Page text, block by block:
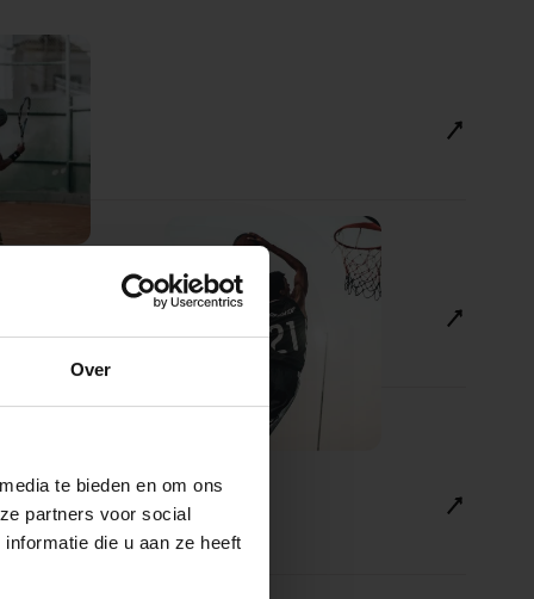
Over
te bieden en om ons
partners voor social
die u aan ze heeft